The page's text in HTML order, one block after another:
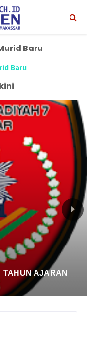
Baru
Baru
TAHUN AJARAN